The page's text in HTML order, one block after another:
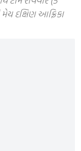
દક્ષિણ આફ્રિકા